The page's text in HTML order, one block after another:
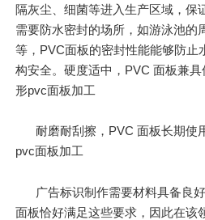
隔灰尘、细菌等进入生产区域，保
需要防水密封的场所，如游泳池的
等，PVC面板的密封性能能够防止
构安全。硬度适中，PVC 面板兼
形pvc面板加工
耐磨耐刮擦，PVC 面板长期使
pvc面板加工
广告标识制作需要材料具备良
面板恰好满足这些要求，因此在该